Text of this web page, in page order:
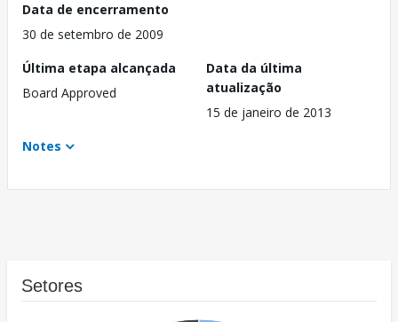
Data de encerramento
30 de setembro de 2009
Última etapa alcançada
Board Approved
Data da última
atualização
15 de janeiro de 2013
Notes
Setores